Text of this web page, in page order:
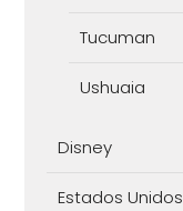
Tucuman
Ushuaia
Disney
Estados Unidos